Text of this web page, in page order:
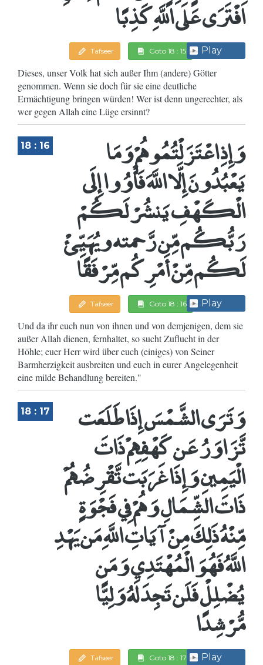
افْتَرَى عَلَى اللَّهِ كَذِبًا
Tafseer Goto 18 : 15 Play
Dieses, unser Volk hat sich außer Ihm (andere) Götter
genommen. Wenn sie doch für sie eine deutliche
Ermächtigung bringen würden! Wer ist denn ungerechter, als
wer gegen Allah eine Lüge ersinnt?
18 : 16 وَإِذِ اعْتَزَلْتُمُوهُمْ وَمَا
يَعْبُدُونَ إِلَّا اللَّهَ فَأْوُوا إِلَى
الْكَهْفِ يَنشُرْ لَكُمْ
رَبُّكُم مِّن رَّحمته ويُهَيِّئْ
لَكُم مِّنْ أَمْرِكُم مِّرْفَقًا
Tafseer Goto 18 : 16 Play
Und da ihr euch nun von ihnen und von demjenigen, dem sie
außer Allah dienen, fernhaltet, so sucht Zuflucht in der
Höhle; euer Herr wird über euch (einiges) von Seiner
Barmherzigkeit ausbreiten und euch in eurer Angelegenheit
eine milde Behandlung bereiten."
18 : 17 وَتَرَى الشَّمْسَ إِذَا طَلَعَت
تَّزَاوَرُ عَن كَهْفِهِمْ ذَاتَ
الْيَمِينِ وَإِذَا غَرَبَت تَّقْرِضُهُمْ
ذَاتَ الشِّمَالِ وَهُمْ فِي فَجْوَةٍ
مِّنْهُ ذَلِكَ مِنْ آيَاتِ اللَّهِ مَن يَهْدِ
اللَّهُ فَهُوَ الْمُهْتَدِي وَمَن
يُضْلِلْ فَلَن تَجِدَ لَهُ وَلِيًّا
مُّرْشِدًا
Tafseer Goto 18 : 17 Play